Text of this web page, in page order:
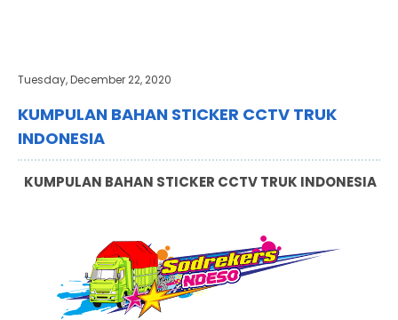
Tuesday, December 22, 2020
KUMPULAN BAHAN STICKER CCTV TRUK
INDONESIA
KUMPULAN BAHAN STICKER CCTV TRUK INDONESIA